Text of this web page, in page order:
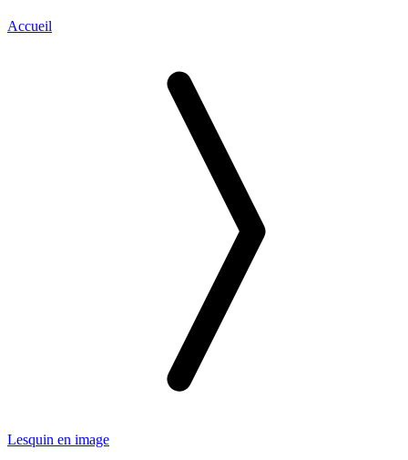
Accueil
Lesquin en image